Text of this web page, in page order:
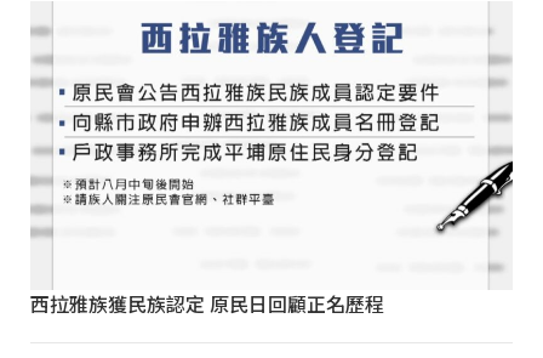
西拉雅族獲民族認定 原民日回顧正名歷程